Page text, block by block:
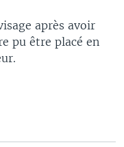
après avoir
pu être placé en